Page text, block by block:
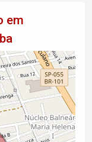
em